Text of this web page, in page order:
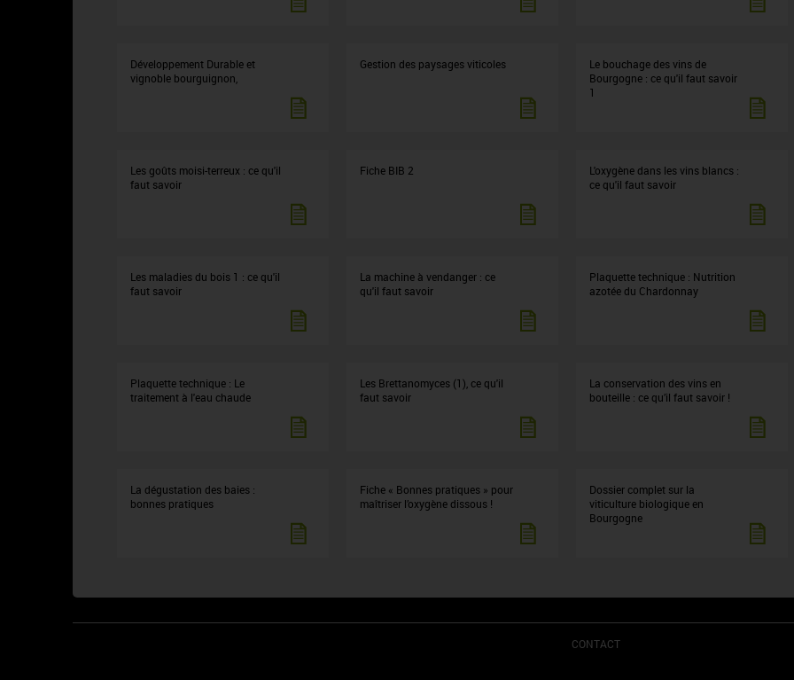
Développement Durable et
vignoble bourguignon,
Gestion des paysages viticoles
Le bouchage des vins de
Bourgogne : ce qu'il faut savoir
1
Les goûts moisi-terreux : ce qu'il
faut savoir
Fiche BIB 2
L'oxygène dans les vins blancs :
ce qu'il faut savoir
Les maladies du bois 1 : ce qu'il
faut savoir
La machine à vendanger : ce
qu'il faut savoir
Plaquette technique : Nutrition
azotée du Chardonnay
Plaquette technique : Le
traitement à l'eau chaude
Les Brettanomyces (1), ce qu'il
faut savoir
La conservation des vins en
bouteille : ce qu’il faut savoir !
La dégustation des baies :
bonnes pratiques
Fiche « Bonnes pratiques » pour
maîtriser l’oxygène dissous !
Dossier complet sur la
viticulture biologique en
Bourgogne
CONTACT